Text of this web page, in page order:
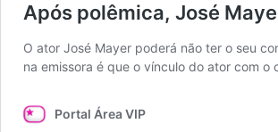
Após polêmica, José
O ator José Mayer poderá não ter o seu
na emissora é que o vínculo do ator com o
Portal Área VIP